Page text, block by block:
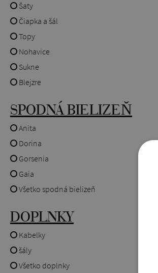
Šaty
Čiapka a šál
Topy
Nohavice
Sukne
Blejzre
SPODNÁ BIELIZEŇ
Anita
Dorina
Gorsenia
Gaia
Všetko spodná bielizeň
DOPLNKY
Kabelky
šály
Všetko doplnky